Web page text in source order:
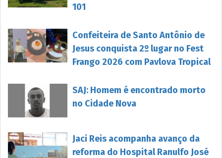
101
Confeiteira de Santo Antônio de
Jesus conquista 2º lugar no Fest
Frango 2026 com Pavlova Tropical
SAJ: Homem é encontrado morto
no Cidade Nova
Jaci Reis acompanha avanço da
reforma do Hospital Ranulfo José